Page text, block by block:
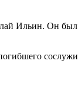
Ильин. Он